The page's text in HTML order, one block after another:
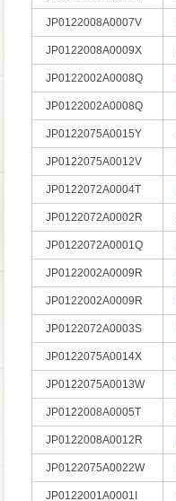
JP0122008A0007V
JP0122008A0009X
JP0122002A0008Q
JP0122002A0008Q
JP0122075A0015Y
JP0122075A0012V
JP0122072A0004T
JP0122072A0002R
JP0122072A0001Q
JP0122002A0009R
JP0122002A0009R
JP0122072A0003S
JP0122075A0014X
JP0122075A0013W
JP0122008A0005T
JP0122008A0012R
JP0122075A0022W
JP0122001A0001I